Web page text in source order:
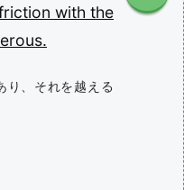
with the
り、それを越える